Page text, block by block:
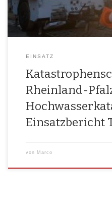
EINSATZ
Rheinland-
Einsatzbericht
von Marco